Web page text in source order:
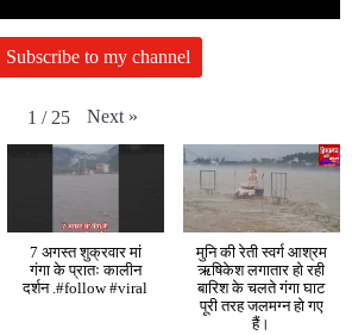
Subscribe to my channel
1 / 25 Next »
7 अगस्त शुक्रवार मां
गंगा के प्रातः कालीन
दर्शन .#follow #viral
मुनि की रेती स्वर्ग आश्रम
ऋषिकेश लगातार हो रही
बारिश के चलते गंगा घाट
पूरी तरह जलमग्न हो गए
हैं।